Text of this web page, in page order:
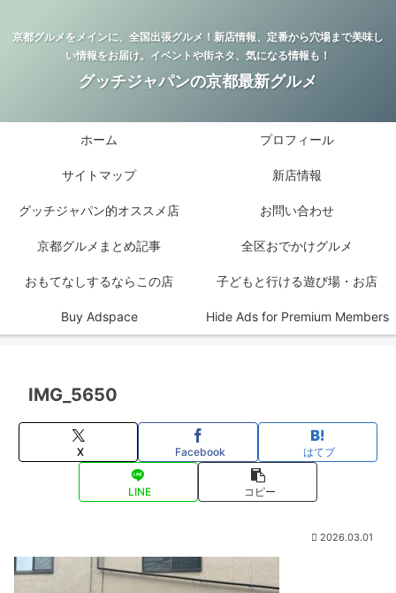
京都グルメをメインに、全国出張グルメ！新店情報、定番から穴場まで美味し
い情報をお届け。イベントや街ネタ、気になる情報も！
グッチジャパンの京都最新グルメ
ホーム プロフィール
サイトマップ 新店情報
グッチジャパン的オススメ店 お問い合わせ
京都グルメまとめ記事 全区おでかけグルメ
おもてなしするならこの店 子どもと行ける遊び場・お店
Buy Adspace Hide Ads for Premium Members
IMG_5650
X Facebook はてブ
LINE コピー
2026.03.01